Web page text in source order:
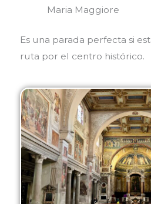
Maria Maggiore
Es una parada perfecta si
ruta por el centro histórico.